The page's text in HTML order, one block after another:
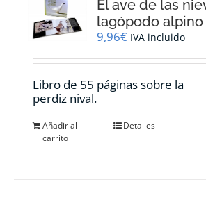
El ave de las
lagópodo alpino
9,96€ IVA incluido
Libro de 55 páginas sobre la
perdiz nival.
Añadir al
carrito
Detalles